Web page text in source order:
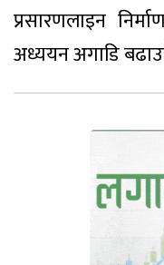
प्रसारणलाइन
अध्ययन अगाडि